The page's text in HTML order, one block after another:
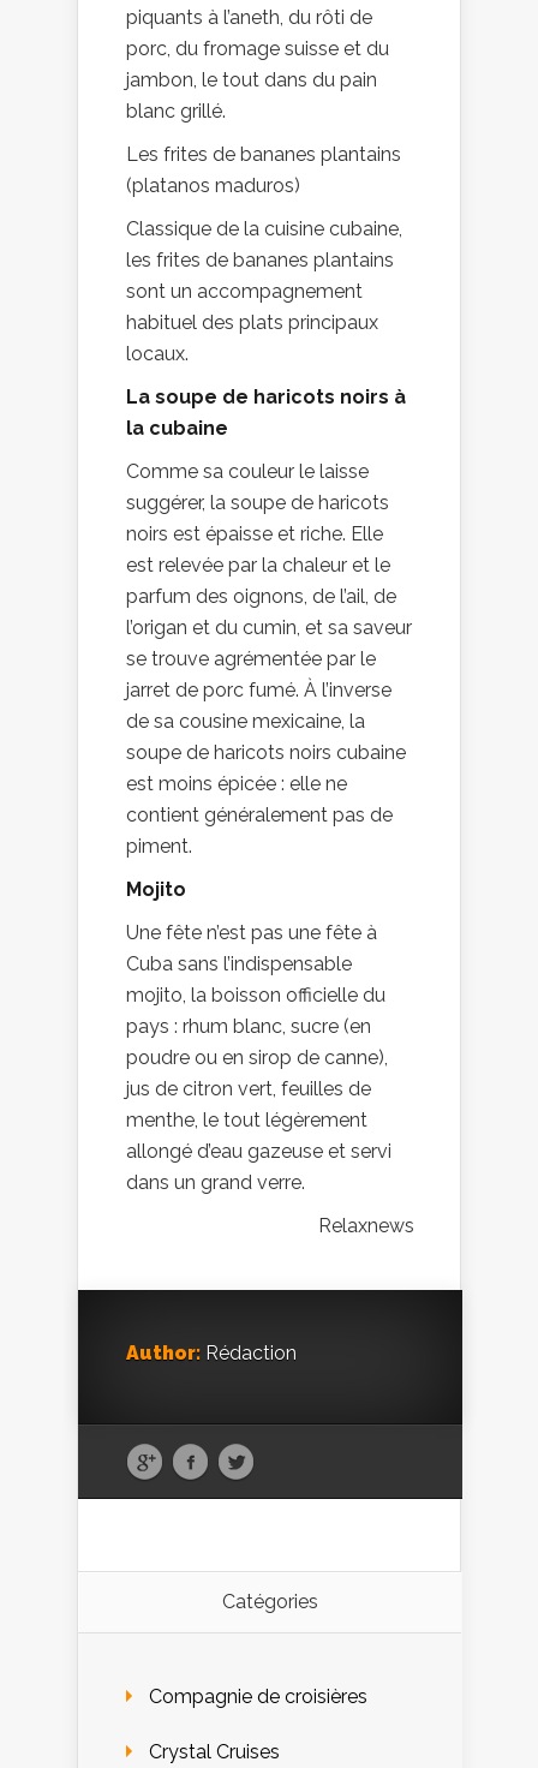
piquants à l’aneth, du rôti de
porc, du fromage suisse et du
jambon, le tout dans du pain
blanc grillé.
Les frites de bananes plantains
(platanos maduros)
Classique de la cuisine cubaine,
les frites de bananes plantains
sont un accompagnement
habituel des plats principaux
locaux.
La soupe de haricots noirs à
la cubaine
Comme sa couleur le laisse
suggérer, la soupe de haricots
noirs est épaisse et riche. Elle
est relevée par la chaleur et le
parfum des oignons, de l’ail, de
l’origan et du cumin, et sa saveur
se trouve agrémentée par le
jarret de porc fumé. À l’inverse
de sa cousine mexicaine, la
soupe de haricots noirs cubaine
est moins épicée : elle ne
contient généralement pas de
piment.
Mojito
Une fête n’est pas une fête à
Cuba sans l’indispensable
mojito, la boisson officielle du
pays : rhum blanc, sucre (en
poudre ou en sirop de canne),
jus de citron vert, feuilles de
menthe, le tout légèrement
allongé d’eau gazeuse et servi
dans un grand verre.
Relaxnews
Author: Rédaction
Catégories
Compagnie de croisières
Crystal Cruises